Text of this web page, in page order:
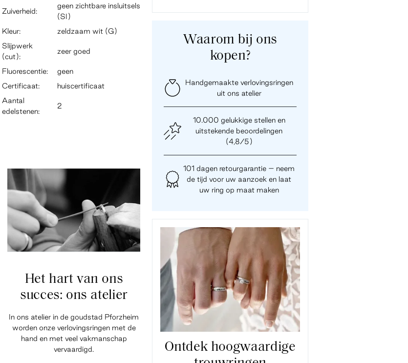
Zuiverheid:
geen zichtbare insluitsels
(SI)
Kleur:
zeldzaam wit (G)
Slijpwerk
(cut):
zeer goed
Fluorescentie:
geen
Certificaat:
huiscertificaat
Aantal
edelstenen:
2
Het hart van ons
succes: ons atelier
In ons atelier in de goudstad Pforzheim
worden onze verlovingsringen met de
hand en met veel vakmanschap
vervaardigd.
Waarom bij ons
kopen?
Handgemaakte verlovingsringen
uit ons atelier
10.000 gelukkige stellen en
uitstekende beoordelingen
(4,8/5)
101 dagen retourgarantie – neem
de tijd voor uw aanzoek en laat
uw ring op maat maken
Ontdek hoogwaardige